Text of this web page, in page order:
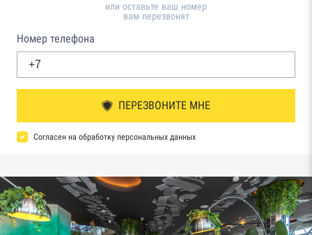
или оставьте ваш номер
вам перезвонят
Номер телефона
ПЕРЕЗВОНИТЕ МНЕ
Согласен на обработку персональных данных